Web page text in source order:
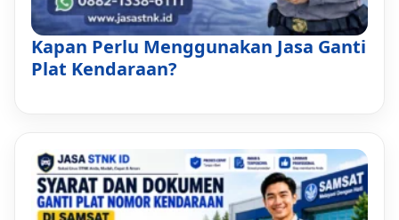
Kapan Perlu Menggunakan Jasa Ganti
Plat Kendaraan?